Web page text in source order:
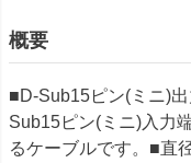
概要
■D-Sub15ピン(ミニ)
Sub15ピン(ミニ)入力
るケーブルです。■直